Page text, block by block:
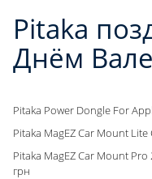
Pitaka
Днём
Pitaka Power Dongle For
Pitaka MagEZ Car Mount Lite
Pitaka MagEZ Car Mount Pro
грн